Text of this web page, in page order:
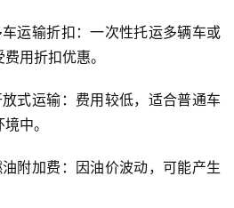
运输折扣：一次性托运多辆车或
用折扣优惠。
式运输：费用较低，适合普通车
中。
附加费：因油价波动，可能产生